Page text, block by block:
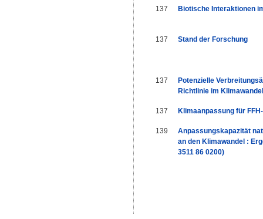
137 Biotische Interaktionen
137 Stand der Forschung
137
Potenzielle
Richtlinie im Klimawandel
137 Klimaanpassung für
139
Anpassungskapazität
an den Klimawandel :
3511 86 0200)